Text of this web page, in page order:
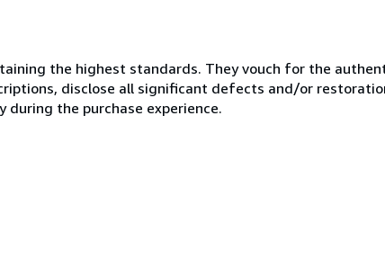
the highest standards. They vouch for the
disclose all significant defects and/or
the purchase experience.